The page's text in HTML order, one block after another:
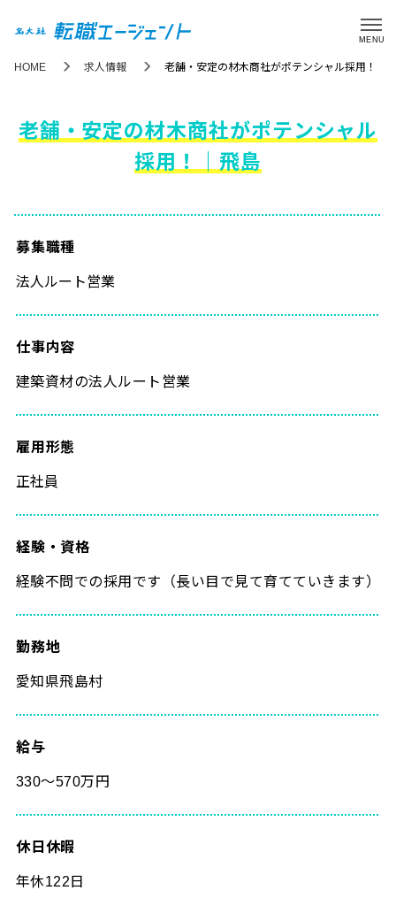
MENU
HOME 求人情報 老舗・安定の材木商社がポテンシャル採用！｜
老舗・安定の材木商社がポテンシャル
採用！｜飛島
募集職種
法人ルート営業
仕事内容
建築資材の法人ルート営業
雇用形態
正社員
経験・資格
経験不問での採用です（長い目で見て育てていきます）
勤務地
愛知県飛島村
給与
330～570万円
休日休暇
年休122日